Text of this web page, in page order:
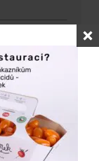
skupinách.
nákupy a
větší objem
společně
k jejich